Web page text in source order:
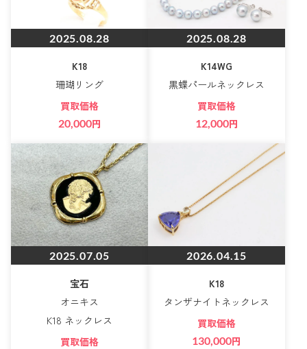
2025.08.28
K18
珊瑚リング
買取価格
20,000円
2025.08.28
K14WG
黒蝶パールネックレス
買取価格
12,000円
2025.07.05
宝石
オニキス
K18 ネックレス
買取価格
2026.04.15
K18
タンザナイトネックレス
買取価格
130,000円